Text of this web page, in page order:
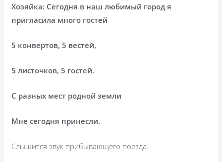
Хозяйка: Сегодня в наш любимый город я
пригласила много гостей
5 конвертов, 5 вестей,
5 листочков, 5 гостей.
С разных мест родной земли
Мне сегодня принесли.
Слышится звук прибывающего поезда.